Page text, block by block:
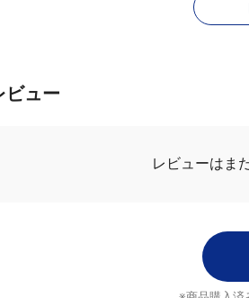
ビュー
レビューはま